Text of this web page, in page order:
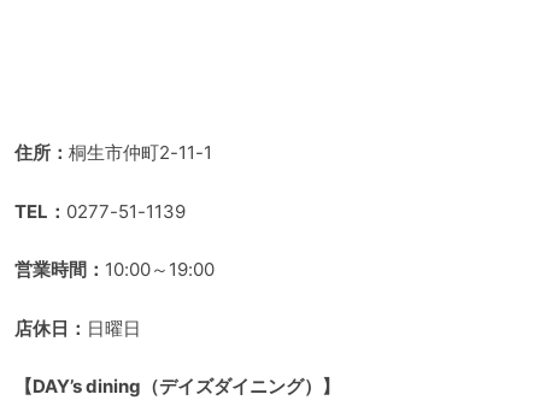
住所： 桐生市仲町2-11-1
TEL： 0277-51-1139
営業時間： 10:00～19:00
店休日： 日曜日
【DAY’s dining（デイズダイニング）】